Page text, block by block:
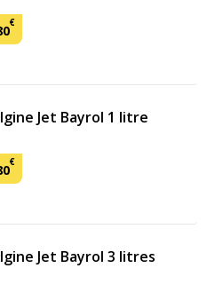
€
Jet Bayrol 1 litre
€
Jet Bayrol 3 litres